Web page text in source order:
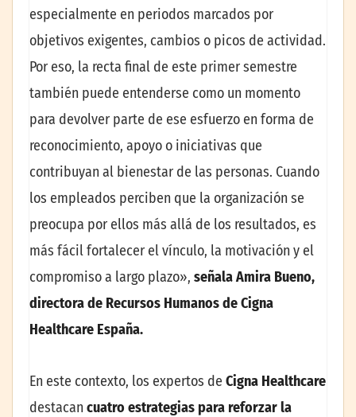
especialmente en periodos marcados por
objetivos exigentes, cambios o picos de actividad.
Por eso, la recta final de este primer semestre
también puede entenderse como un momento
para devolver parte de ese esfuerzo en forma de
reconocimiento, apoyo o iniciativas que
contribuyan al bienestar de las personas. Cuando
los empleados perciben que la organización se
preocupa por ellos más allá de los resultados, es
más fácil fortalecer el vínculo, la motivación y el
compromiso a largo plazo», señala Amira Bueno,
directora de Recursos Humanos de Cigna
Healthcare España.
En este contexto, los expertos de Cigna Healthcare
destacan cuatro estrategias para reforzar la